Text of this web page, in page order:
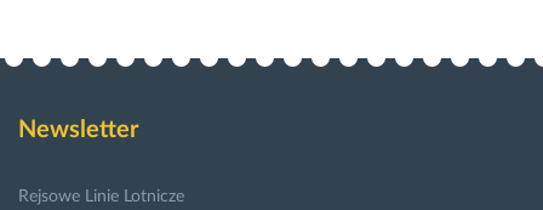
Newsletter
Rejsowe Linie Lotnicze